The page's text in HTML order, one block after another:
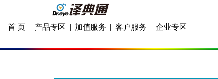
首 页 | 产品专区 | 加值服务 | 客户服务 | 企业专区